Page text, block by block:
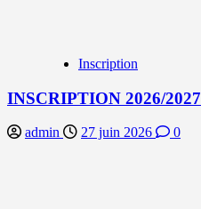
Inscription
INSCRIPTION 2026/2027
admin 27 juin 2026 0